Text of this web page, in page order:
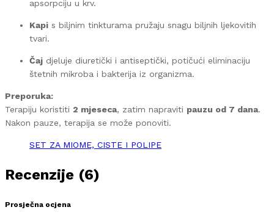
apsorpciju u krv.
Kapi s biljnim tinkturama pružaju snagu biljnih ljekovitih
tvari.
Čaj djeluje diuretički i antiseptički, potičući eliminaciju
štetnih mikroba i bakterija iz organizma.
Preporuka:
Terapiju koristiti 2 mjeseca, zatim napraviti pauzu od 7 dana.
Nakon pauze, terapija se može ponoviti.
SET ZA MIOME, CISTE I POLIPE
Recenzije (6)
Prosječna ocjena